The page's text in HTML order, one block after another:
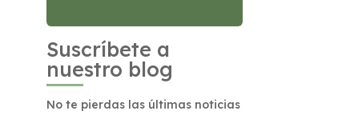
Suscríbete a
nuestro blog
No te pierdas las últimas noticias